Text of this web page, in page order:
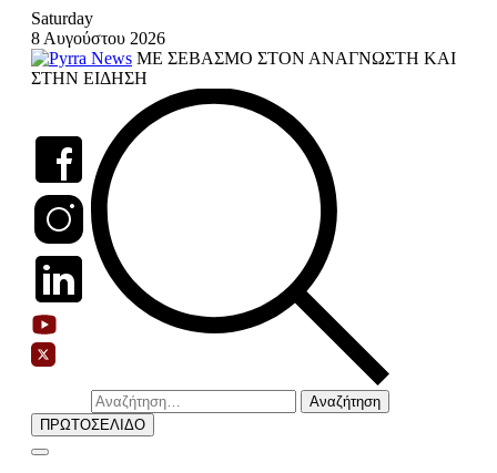
Skip
content
Saturday
8 Αυγούστου 2026
ΜΕ ΣΕΒΑΣΜΟ ΣΤΟΝ ΑΝΑΓΝΩΣΤΗ ΚΑΙ
ΣΤΗΝ ΕΙΔΗΣΗ
Αναζήτηση
για:
ΠΡΩΤΟΣΕΛΙΔΟ